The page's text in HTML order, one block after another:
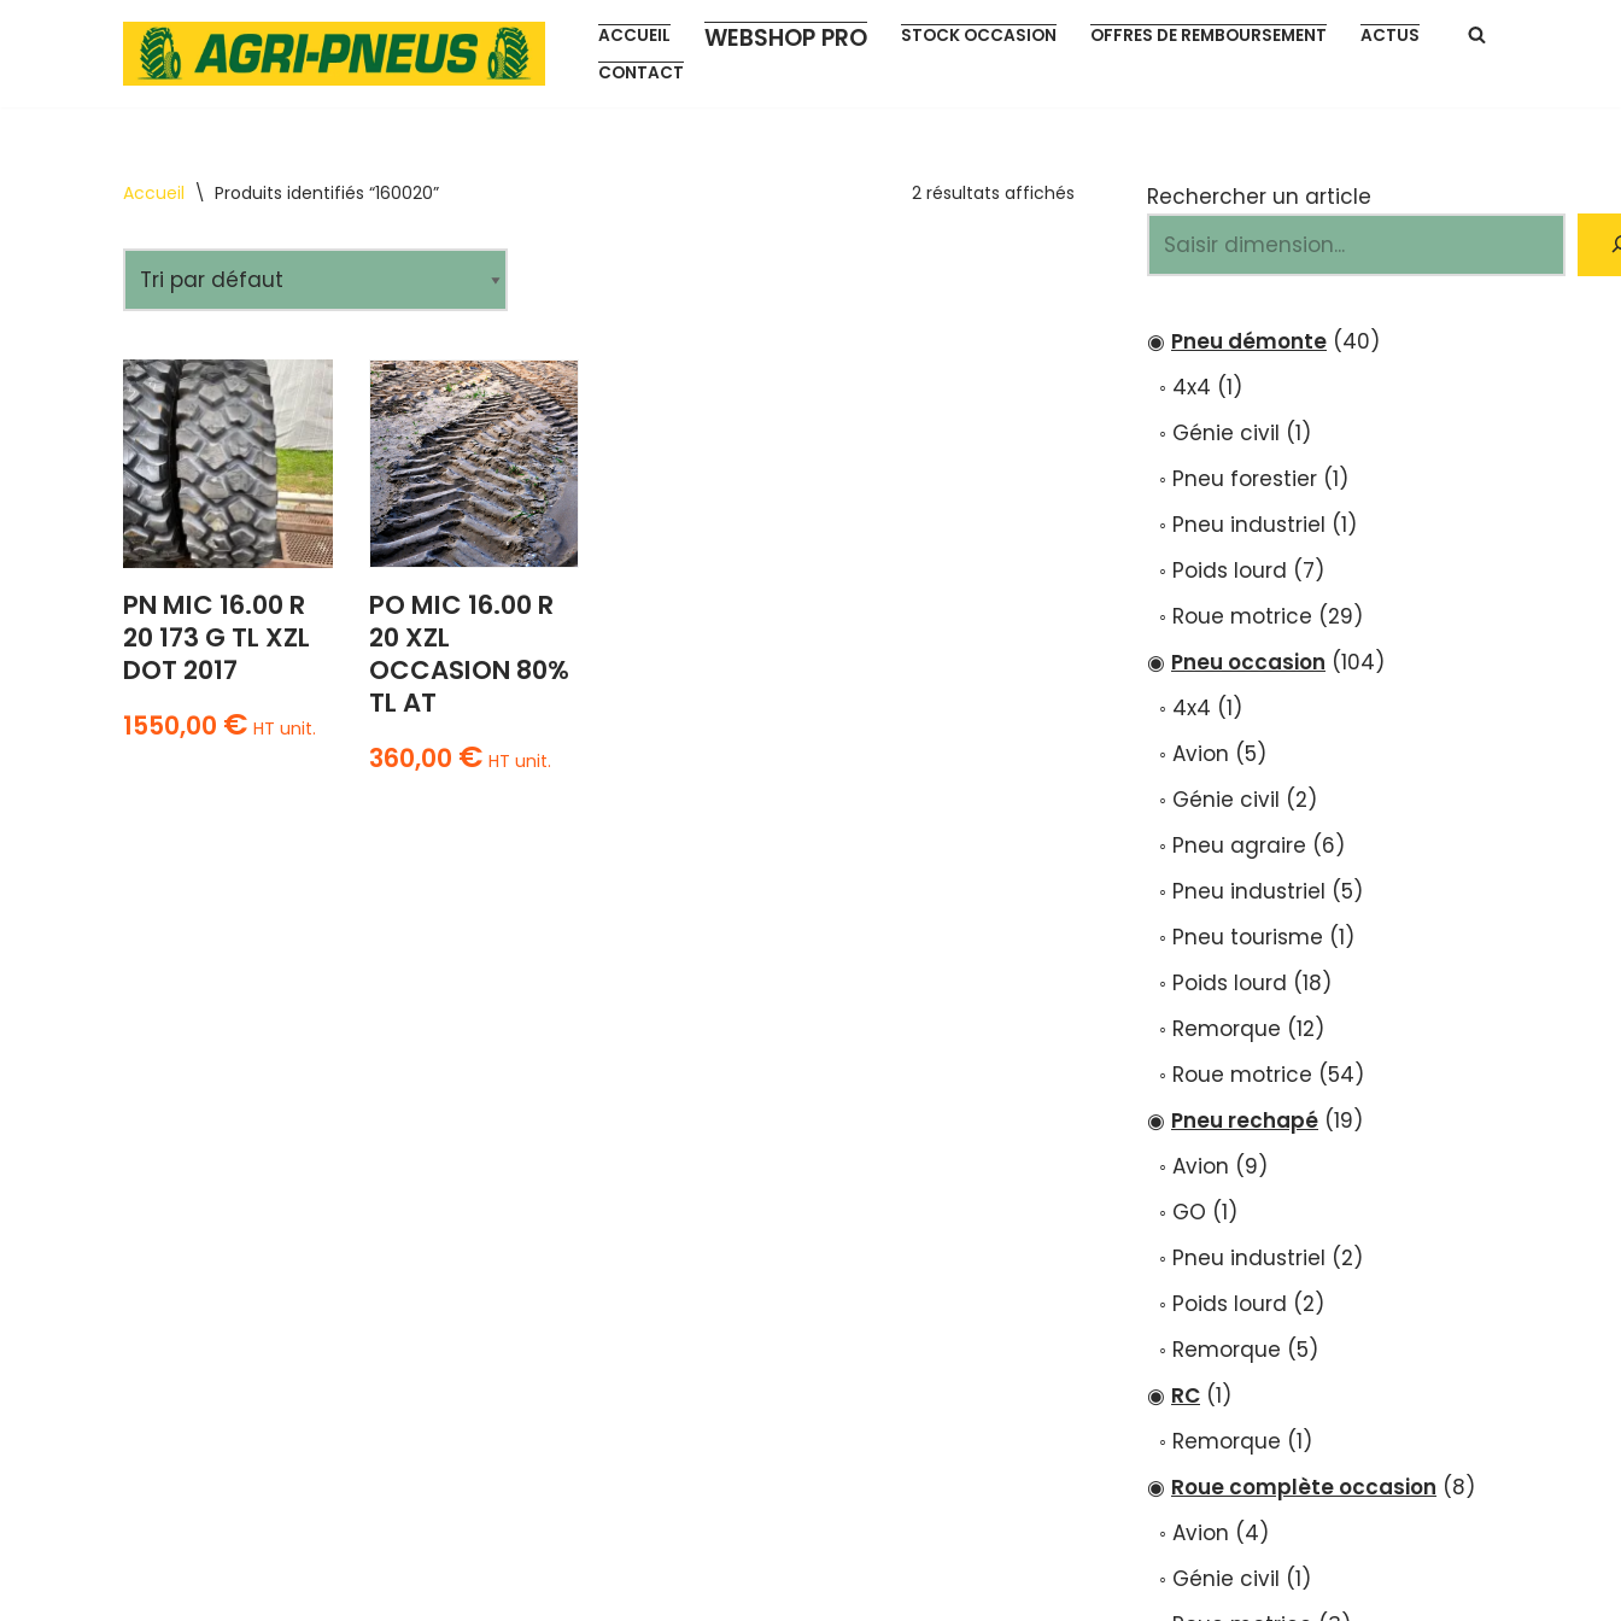
ACCUEIL WEBSHOP PRO STOCK OCCASION OFFRES DE REMBOURSEMENT
ACTUS
CONTACT
Accueil \ Produits identifiés “160020” 2 résultats affichés
PN MIC 16.00 R
20 173 G TL XZL
DOT 2017
1550,00 € HT unit.
PO MIC 16.00 R
20 XZL
OCCASION 80%
TL AT
360,00 € HT unit.
Rechercher un article
Pneu démonte 40
4x4 1
Génie civil 1
Pneu forestier 1
Pneu industriel 1
Poids lourd
7
Roue motrice
29
Pneu occasion 104
4x4 1
Avion 5
Génie civil
2
Pneu agraire
6
Pneu industriel 5
Pneu tourisme 1
Poids lourd 18
Remorque 12
Roue motrice 54
Pneu rechapé 19
Avion
9
GO 1
Pneu industriel
2
Poids lourd
2
Remorque 5
RC 1
Remorque 1
Roue complète occasion
8
Avion
4
Génie civil 1